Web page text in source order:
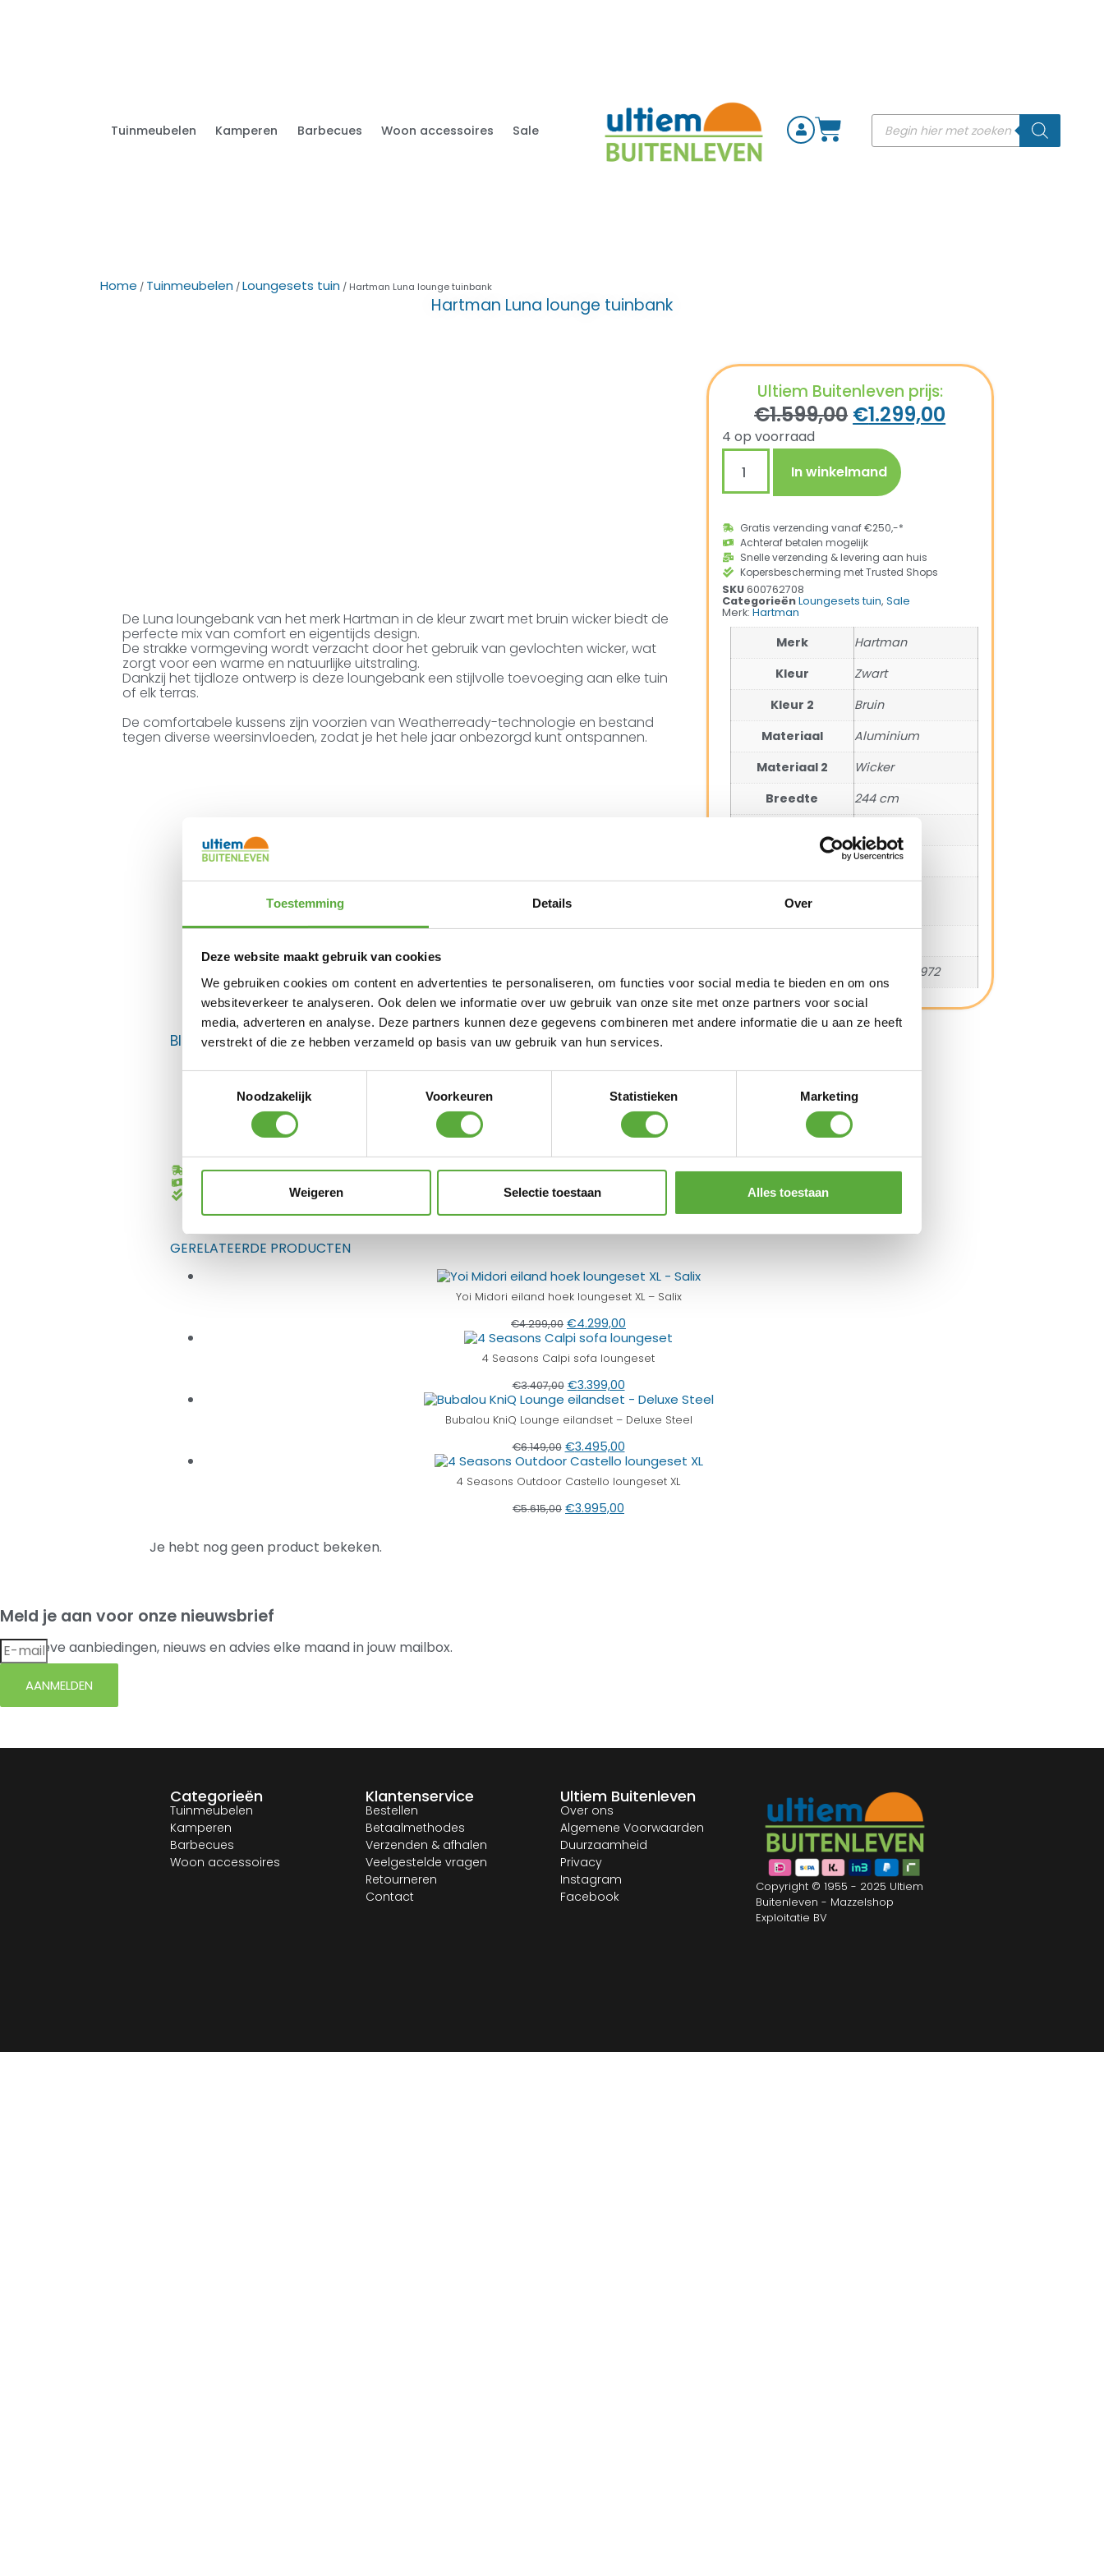
Toestemming Details Over
Deze website maakt gebruik van cookies
We gebruiken cookies om content en advertenties te personaliseren, om functies voor social media te bieden en om ons
websiteverkeer te analyseren. Ook delen we informatie over uw gebruik van onze site met onze partners voor social
media, adverteren en analyse. Deze partners kunnen deze gegevens combineren met andere informatie die u aan ze heeft
verstrekt of die ze hebben verzameld op basis van uw gebruik van hun services.
Noodzakelijk
Voorkeuren Statistieken Marketing
Weigeren Selectie toestaan Alles toestaan
Tuinmeubelen Kamperen Barbecues Woon accessoires Sale
Home / Tuinmeubelen /Loungesets tuin / Hartman Luna lounge tuinbank
Hartman Luna lounge tuinbank
De Luna loungebank van het merk Hartman in de kleur zwart met bruin wicker biedt de
perfecte mix van comfort en eigentijds design.
De strakke vormgeving wordt verzacht door het gebruik van gevlochten wicker, wat
zorgt voor een warme en natuurlijke uitstraling.
Dankzij het tijdloze ontwerp is deze loungebank een stijlvolle toevoeging aan elke tuin
of elk terras.
De comfortabele kussens zijn voorzien van Weatherready-technologie en bestand
tegen diverse weersinvloeden, zodat je het hele jaar onbezorgd kunt ontspannen.
Ultiem Buitenleven prijs:
€1.599,00 €1.299,00
4 op voorraad
In winkelmand
Gratis verzending vanaf €250,-*
Achteraf betalen mogelijk
Snelle verzending & levering aan huis
Kopersbescherming met Trusted Shops
SKU600762708
CategorieënLoungesets tuin, Sale
Merk: Hartman
Merk
Hartman
Kleur
Zwart
Kleur 2
Bruin
Materiaal
Aluminium
Materiaal 2
Wicker
Breedte
244 cm
66,5 cm
zitplaatsen
8711268744972
BIJPASSENDE ACCESSOIRES EN ALTERNATIEVE PRODUCTEN
Hartman Luna lounge tafel
Gratis verzending vanaf €250,-*
Kopersbescherming met Trusted Shops
GERELATEERDE PRODUCTEN
Yoi Midori eiland hoek loungeset XL – Salix
€4.299,00 €4.299,00
4 Seasons Calpi sofa loungeset
€3.407,00 €3.399,00
Bubalou KniQ Lounge eilandset – Deluxe Steel
€6.149,00 €3.495,00
4 Seasons Outdoor Castello loungeset XL
€5.615,00 €3.995,00
Je hebt nog geen product bekeken.
Meld je aan voor onze nieuwsbrief
Exclusieve aanbiedingen, nieuws en advies elke maand in jouw mailbox.
AANMELDEN
Categorieën
Tuinmeubelen
Kamperen
Barbecues
Woon accessoires
Klantenservice
Bestellen
Betaalmethodes
Verzenden & afhalen
Veelgestelde vragen
Retourneren
Contact
Ultiem Buitenleven
Over ons
Algemene Voorwaarden
Duurzaamheid
Privacy
Instagram
Facebook
Copyright © 1955 - 2025 Ultiem
Buitenleven - Mazzelshop
Exploitatie BV